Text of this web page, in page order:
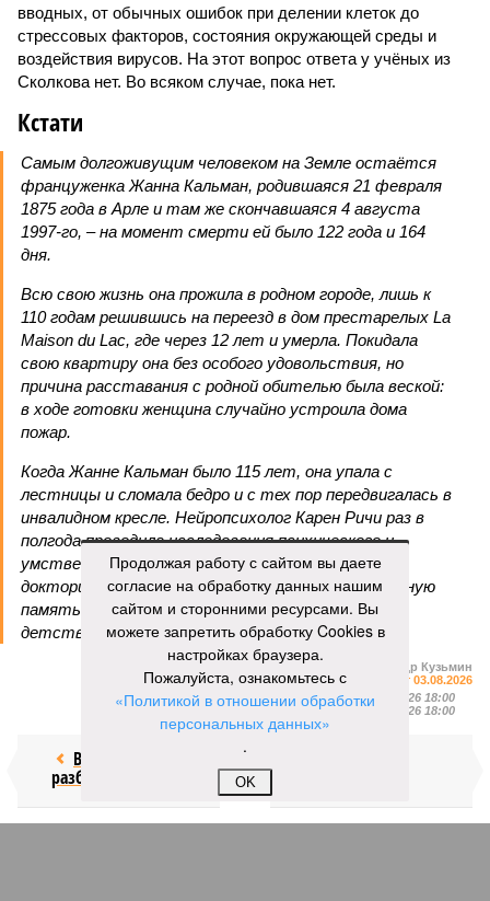
вводных, от обычных ошибок при делении клеток до
стрессовых факторов, состояния окружающей среды и
воздействия вирусов. На этот вопрос ответа у учёных из
Сколкова нет. Во всяком случае, пока нет.
Кстати
Самым долгоживущим человеком на Земле остаётся
француженка Жанна Кальман, родившаяся 21 февраля
1875 года в Арле и там же скончавшаяся 4 августа
1997-го, – на момент смерти ей было 122 года и 164
дня.
Всю свою жизнь она прожила в родном городе, лишь к
110 годам решившись на переезд в дом престарелых La
Maison du Lac, где через 12 лет и умерла. Покидала
свою квартиру она без особого удовольствия, но
причина расставания с родной обителью была веской:
в ходе готовки женщина случайно устроила дома
пожар.
Когда Жанне Кальман было 115 лет, она упала с
лестницы и сломала бедро и с тех пор передвигалась в
инвалидном кресле. Нейропсихолог Карен Ричи раз в
полгода проводила исследования психического и
умственного состояния старушки: по словам
докторши, Кальман до самого конца сохраняла ясную
память и ум, рассказывая Ричи стихи из своего
детства и решая арифметические задачки.
Александр Кузьмин
Газета«Наша версия» №29 от 03.08.2026
Опубликовано:04.08.2026 18:00
Отредактировано:04.08.2026 18:00
Воры без
разбора
Продолжая работу с сайтом вы даете
согласие на обработку данных нашим
сайтом и сторонними ресурсами. Вы
можете запретить обработку Cookies в
настройках браузера.
Пожалуйста, ознакомьтесь с
«Политикой в отношении обработки
персональных данных»
.
OK